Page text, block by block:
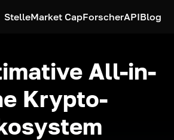
StelleMarket CapForscherAPIBlog
All-in-
Krypto-